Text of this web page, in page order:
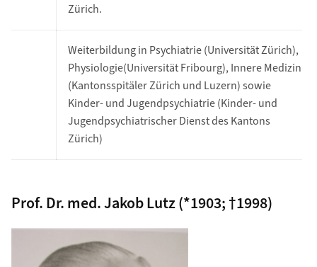
Zürich.
Weiterbildung in Psychiatrie (Universität Zürich),
Physiologie(Universität Fribourg), Innere Medizin
(Kantonsspitäler Zürich und Luzern) sowie
Kinder- und Jugendpsychiatrie (Kinder- und
Jugendpsychiatrischer Dienst des Kantons
Zürich)
Prof. Dr. med. Jakob Lutz (*1903; †1998)